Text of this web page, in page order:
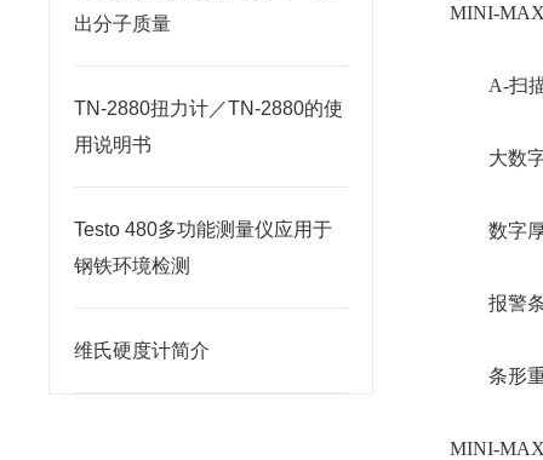
出分子质量
TN-2880扭力计／TN-2880的使
用说明书
Testo 480多功能测量仪应用于
钢铁环境检测
维氏硬度计简介
MINI-
A-扫描-
大数字
数字厚
报警条
条形重
MINI-